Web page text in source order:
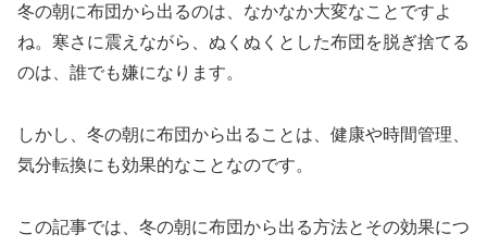
冬の朝に布団から出るのは、なかなか大変なことですよ
ね。寒さに震えながら、ぬくぬくとした布団を脱ぎ捨てる
のは、誰でも嫌になります。
しかし、冬の朝に布団から出ることは、健康や時間管理、
気分転換にも効果的なことなのです。
この記事では、冬の朝に布団から出る方法とその効果につ